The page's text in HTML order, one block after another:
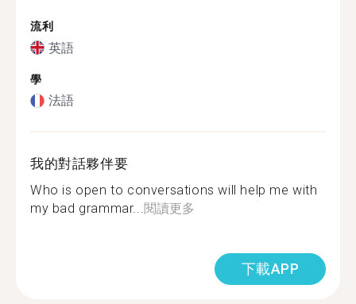
流利
英語
學
法語
我的對話夥伴要
Who is open to conversations will help me with
my bad grammar...閱讀更多
下載APP